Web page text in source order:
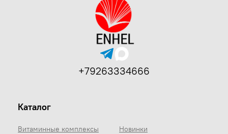
Каталог
Витаминные комплексы
Новинки
+79263334666